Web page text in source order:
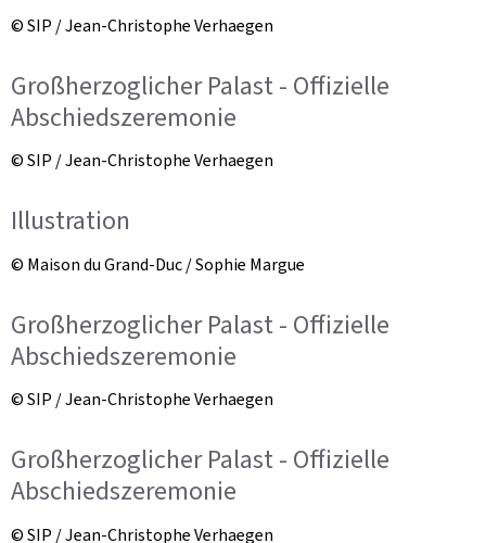
© SIP / Jean-Christophe Verhaegen
Großherzoglicher Palast - Offizielle
Abschiedszeremonie
© SIP / Jean-Christophe Verhaegen
Illustration
© Maison du Grand-Duc / Sophie Margue
Großherzoglicher Palast - Offizielle
Abschiedszeremonie
© SIP / Jean-Christophe Verhaegen
Großherzoglicher Palast - Offizielle
Abschiedszeremonie
© SIP / Jean-Christophe Verhaegen